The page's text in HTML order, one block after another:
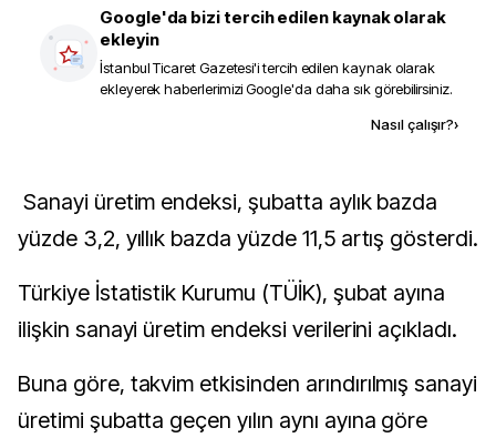
Google'da bizi tercih edilen kaynak olarak
ekleyin
İstanbul Ticaret Gazetesi'i tercih edilen kaynak olarak
ekleyerek haberlerimizi Google'da daha sık görebilirsiniz.
Nasıl çalışır?›
Sanayi üretim endeksi, şubatta aylık bazda
yüzde 3,2, yıllık bazda yüzde 11,5 artış gösterdi.
Türkiye İstatistik Kurumu (TÜİK), şubat ayına
ilişkin sanayi üretim endeksi verilerini açıkladı.
Buna göre, takvim etkisinden arındırılmış sanayi
üretimi şubatta geçen yılın aynı ayına göre